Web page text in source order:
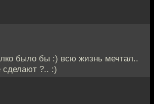
было бы :) всю жизнь мечтал..
сделают ?.. :)